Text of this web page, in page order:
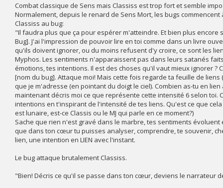
Combat classique de Sens mais Classiss est trop fort et semble
Normalement, depuis le renard de Sens Mort, les bugs
Classiss au bug:
"Il faudra plus que ça pour espérer m'atteindre. Et bien plus
Bug]. J'ai l'impression de pouvoir lire en toi comme dans un livre
qu'ils doivent ignorer, ou du moins refusent d'y croire, ce sont les
Myphos. Les sentiments n'apparaissent pas dans leurs satanés
émotions, tes intentions. Il est des choses qu'il vaut mieux ignorer
[nom du bug]. Attaque moi! Mais cette fois regarde ta feuille de
que je m'adresse (en pointant du doigt le ciel). Combien as-tu en
maintenant décris moi ce que représente cette intensité 6 selon
intentions en t'inspirant de l'intensité de tes liens. Qu'est ce que
est lunaire, est-ce Classis ou le MJ qui parle en ce moment?)
Sache que rien n'est gravé dans le marbre, tes sentiments
que dans ton cœur tu puisses analyser, comprendre, te souvenir,
lien, une intention en LIEN avec l'instant.
Le bug attaque brutalement Classiss.
"Bien! Décris ce qu'il se passe dans ton cœur, deviens le narrateur